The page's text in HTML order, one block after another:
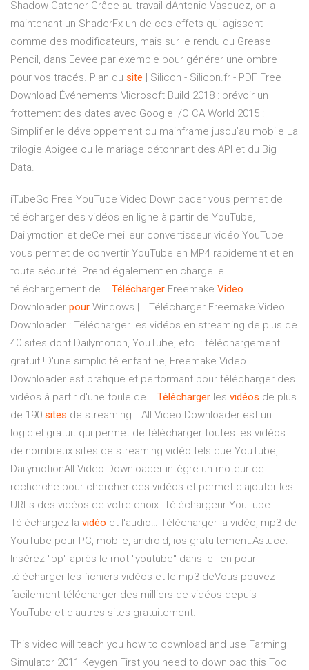
Shadow Catcher Grâce au travail dAntonio Vasquez, on a
maintenant un ShaderFx un de ces effets qui agissent
comme des modificateurs, mais sur le rendu du Grease
Pencil, dans Eevee par exemple pour générer une ombre
pour vos tracés. Plan du site | Silicon - Silicon.fr - PDF Free
Download Événements Microsoft Build 2018 : prévoir un
frottement des dates avec Google I/O CA World 2015 :
Simplifier le développement du mainframe jusqu’au mobile La
trilogie Apigee ou le mariage détonnant des API et du Big
Data.
iTubeGo Free YouTube Video Downloader vous permet de
télécharger des vidéos en ligne à partir de YouTube,
Dailymotion et deCe meilleur convertisseur vidéo YouTube
vous permet de convertir YouTube en MP4 rapidement et en
toute sécurité. Prend également en charge le
téléchargement de... Télécharger Freemake Video
Downloader pour Windows |… Télécharger Freemake Video
Downloader : Télécharger les vidéos en streaming de plus de
40 sites dont Dailymotion, YouTube, etc. : téléchargement
gratuit !D'une simplicité enfantine, Freemake Video
Downloader est pratique et performant pour télécharger des
vidéos à partir d'une foule de... Télécharger les vidéos de plus
de 190 sites de streaming… All Video Downloader est un
logiciel gratuit qui permet de télécharger toutes les vidéos
de nombreux sites de streaming vidéo tels que YouTube,
DailymotionAll Video Downloader intègre un moteur de
recherche pour chercher des vidéos et permet d'ajouter les
URLs des vidéos de votre choix. Téléchargeur YouTube -
Téléchargez la vidéo et l'audio… Télécharger la vidéo, mp3 de
YouTube pour PC, mobile, android, ios gratuitement.Astuce:
Insérez "pp" après le mot "youtube" dans le lien pour
télécharger les fichiers vidéos et le mp3 deVous pouvez
facilement télécharger des milliers de vidéos depuis
YouTube et d'autres sites gratuitement.
This video will teach you how to download and use Farming
Simulator 2011 Keygen First you need to download this Tool